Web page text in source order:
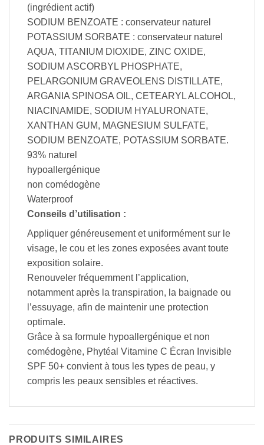
(ingrédient actif)
SODIUM BENZOATE : conservateur naturel
POTASSIUM SORBATE : conservateur naturel
AQUA, TITANIUM DIOXIDE, ZINC OXIDE,
SODIUM ASCORBYL PHOSPHATE,
PELARGONIUM GRAVEOLENS DISTILLATE,
ARGANIA SPINOSA OIL, CETEARYL ALCOHOL,
NIACINAMIDE, SODIUM HYALURONATE,
XANTHAN GUM, MAGNESIUM SULFATE,
SODIUM BENZOATE, POTASSIUM SORBATE.
93% naturel
hypoallergénique
non comédogène
Waterproof
Conseils d’utilisation :
Appliquer généreusement et uniformément sur le
visage, le cou et les zones exposées avant toute
exposition solaire.
Renouveler fréquemment l’application,
notamment après la transpiration, la baignade ou
l’essuyage, afin de maintenir une protection
optimale.
Grâce à sa formule hypoallergénique et non
comédogène, Phytéal Vitamine C Écran Invisible
SPF 50+ convient à tous les types de peau, y
compris les peaux sensibles et réactives.
PRODUITS SIMILAIRES